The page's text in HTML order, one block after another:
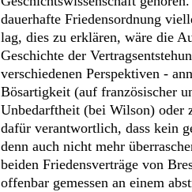
dauerhafte Friedensordnung
lag, dies zu erklären, wäre die
Geschichte der
verschiedenen Perspektiven -
Bösartigkeit (auf französischer
Unbedarftheit (bei Wilson) oder
dafür verantwortlich, dass kein
denn auch nicht mehr
beiden Friedensverträge von
offenbar gemessen an einem